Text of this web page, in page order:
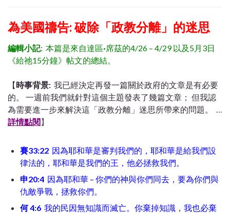
為美國禱告: 破除「政教分離」的迷思
編輯小記: 本篇是來自達區·席茲的4/26 – 4/29 以及5月3日
《給祂15分鐘》 帖文的總結。
【時事背景: 我已經決定再發一篇關於政府的文章是有必要
的。
一週前我們就針對這個主題發表了幾篇文章； 但我認
為需要進一步來解決這「政教分離」迷思所帶來的問題。
詳情點閱】
賽33:22 因為耶和華是審判我們的，耶和華是給我們設
律法的，耶和華是我們的王，他必拯救我們。
申20:4 因為耶和華 – 你們的神與你們同去，要為你們與
仇敵爭戰，拯救你們。
何 4:6 我的民因無知識而滅亡。你棄掉知識，我也必棄